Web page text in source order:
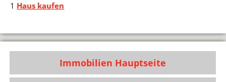
1 Haus kaufen
Immobilien Hauptseite